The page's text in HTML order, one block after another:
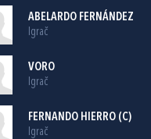
ABELARDO FERNÁNDEZ
Igrač
VORO
Igrač
FERNANDO HIERRO (C)
Igrač